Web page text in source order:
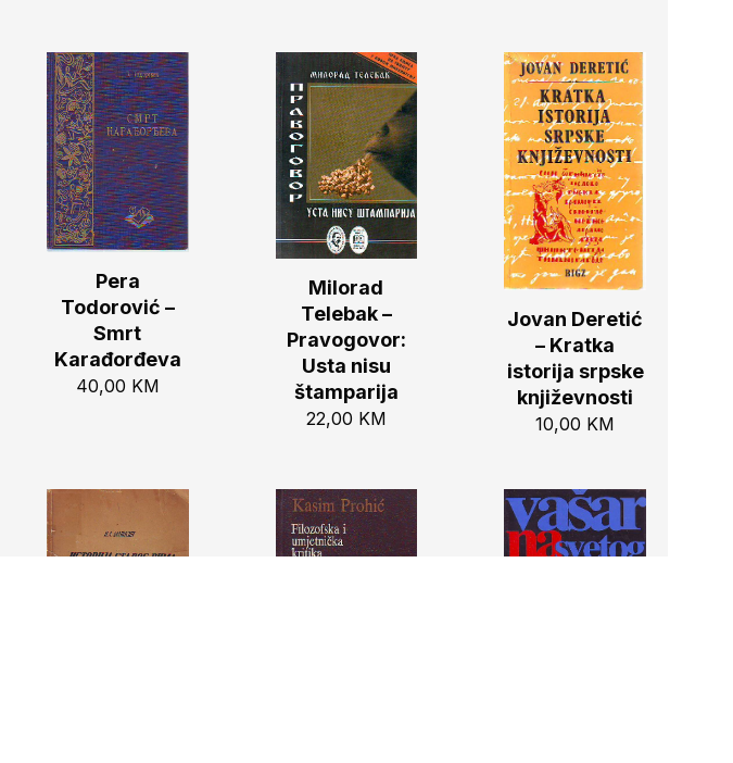
Pera
Todorović –
Smrt
Karađorđeva
40,00 KM
Milorad
Telebak –
Pravogovor:
Usta nisu
štamparija
22,00 KM
Jovan Deretić
– Kratka
istorija srpske
književnosti
10,00 KM